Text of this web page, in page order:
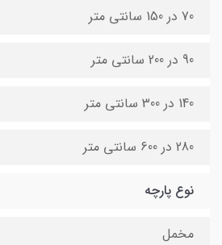
70 در 150 سانتی متر
90 در 200 سانتی متر
140 در 300 سانتی متر
280 در 600 سانتی متر
نوع پارچه
مخمل